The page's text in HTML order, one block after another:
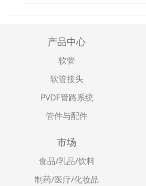
产品中心
软管
软管接头
PVDF管路系统
管件与配件
市场
食品/乳品/饮料
制药/医疗/化妆品